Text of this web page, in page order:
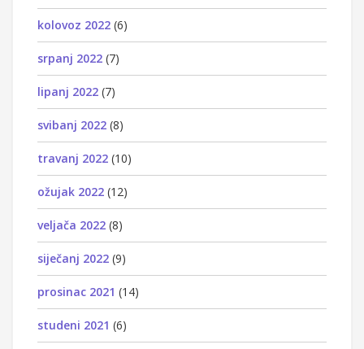
kolovoz 2022 (6)
srpanj 2022 (7)
lipanj 2022 (7)
svibanj 2022 (8)
travanj 2022 (10)
ožujak 2022 (12)
veljača 2022 (8)
siječanj 2022 (9)
prosinac 2021 (14)
studeni 2021 (6)